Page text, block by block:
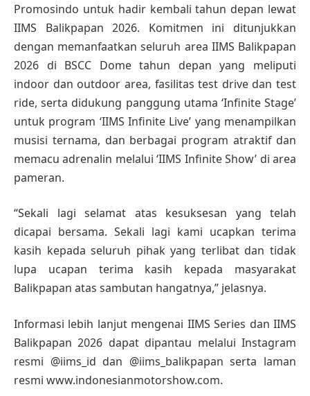
Promosindo untuk hadir kembali tahun depan lewat
IIMS Balikpapan 2026. Komitmen ini ditunjukkan
dengan memanfaatkan seluruh area IIMS Balikpapan
2026 di BSCC Dome tahun depan yang meliputi
indoor dan outdoor area, fasilitas test drive dan test
ride, serta didukung panggung utama ‘Infinite Stage’
untuk program ‘IIMS Infinite Live’ yang menampilkan
musisi ternama, dan berbagai program atraktif dan
memacu adrenalin melalui ‘IIMS Infinite Show’ di area
pameran.
“Sekali lagi selamat atas kesuksesan yang telah
dicapai bersama. Sekali lagi kami ucapkan terima
kasih kepada seluruh pihak yang terlibat dan tidak
lupa ucapan terima kasih kepada masyarakat
Balikpapan atas sambutan hangatnya,” jelasnya.
Informasi lebih lanjut mengenai IIMS Series dan IIMS
Balikpapan 2026 dapat dipantau melalui Instagram
resmi @iims_id dan @iims_balikpapan serta laman
resmi www.indonesianmotorshow.com.